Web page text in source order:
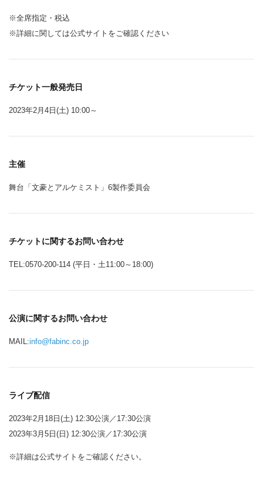
※全席指定・税込
※詳細に関しては公式サイトをご確認ください
チケット一般発売日
2023年2月4日(土) 10:00～
主催
舞台「文豪とアルケミスト」6製作委員会
チケットに関するお問い合わせ
TEL:0570-200-114 (平日・土11:00～18:00)
公演に関するお問い合わせ
MAIL:info@fabinc.co.jp
ライブ配信
2023年2月18日(土) 12:30公演／17:30公演
2023年3月5日(日) 12:30公演／17:30公演
※詳細は公式サイトをご確認ください。